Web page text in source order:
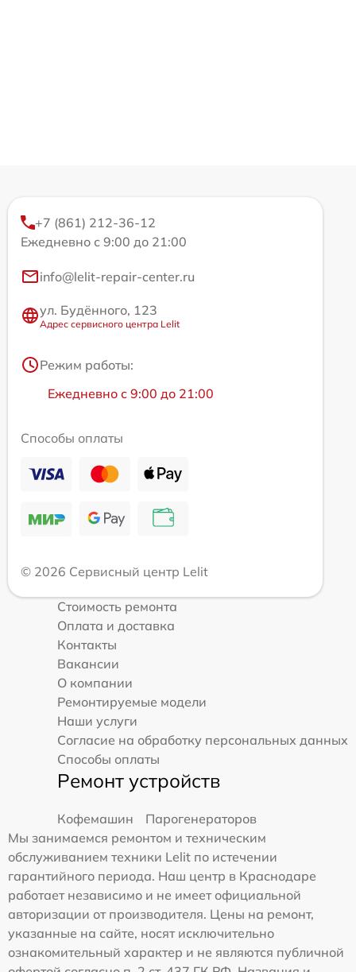
+7 (861) 212-36-12
Ежедневно с 9:00 до 21:00
info@lelit-repair-center.ru
ул. Будённого, 123
Адрес сервисного центра Lelit
Режим работы:
Ежедневно с 9:00 до 21:00
Способы оплаты
© 2026 Сервисный центр Lelit
Стоимость ремонта
Оплата и доставка
Контакты
Вакансии
О компании
Ремонтируемые модели
Наши услуги
Согласие на обработку персональных данных
Способы оплаты
Ремонт устройств
Кофемашин
Парогенераторов
Мы занимаемся ремонтом и техническим
обслуживанием техники Lelit по истечении
гарантийного периода. Наш центр в Краснодаре
работает независимо и не имеет официальной
авторизации от производителя. Цены на ремонт,
указанные на сайте, носят исключительно
ознакомительный характер и не являются публичной